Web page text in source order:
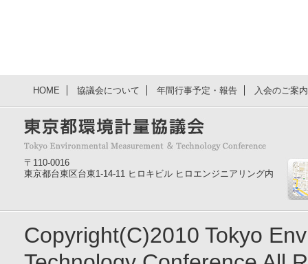
HOME 協議会について 年間行事予定・報告 入会のご案
〒110-0016
東京都台東区台東1-14-11 ヒロキビル ヒロエンジニアリング内
Copyright(C)2010 Tokyo